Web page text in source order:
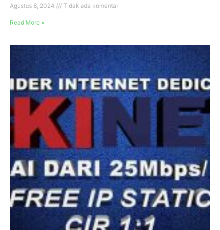
Agustus 8, 2024 Tidak ada komentar
Read More »